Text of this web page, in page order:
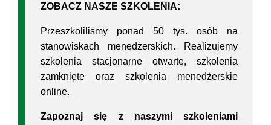
ZOBACZ NASZE SZKOLENIA:
Przeszkoliliśmy ponad 50 tys. osób na
stanowiskach menedżerskich. Realizujemy
szkolenia stacjonarne otwarte, szkolenia
zamknięte oraz szkolenia menedżerskie
online.
Zapoznaj się z naszymi szkoleniami